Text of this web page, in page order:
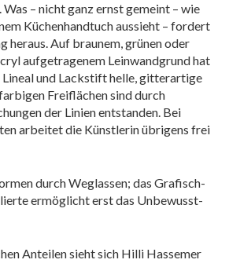
Was – nicht ganz ernst gemeint – wie
Küchenhandtuch aussieht – fordert
heraus. Auf braunem, grünen oder
aufgetragenem Leinwandgrund hat
und Lackstift helle, gitterartige
Freiflächen sind durch
der Linien entstanden. Bei
arbeitet die Künstlerin übrigens frei
durch Weglassen; das Grafisch-
ermöglicht erst das Unbewusst-
Anteilen sieht sich Hilli Hassemer